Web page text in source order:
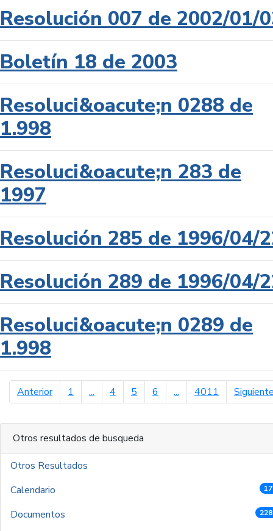
Resolución 007 de 2002/01/
Boletín 18 de 2003
Resoluci&oacute;n 0288 de
1.998
Resoluci&oacute;n 283 de
1997
Resolución 285 de 1996/04/
Resolución 289 de 1996/04/
Resoluci&oacute;n 0289 de
1.998
Anteriorpágina anterior
1 ... 4 5 6 ... 4011
Otros resultados de busqueda
Otros Resultados
Calendario
Documentos